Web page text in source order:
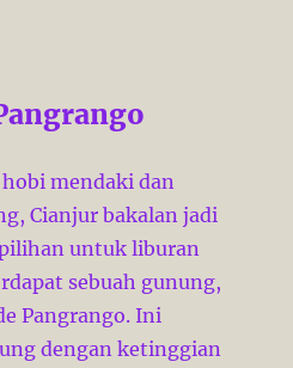
mendaki dan
Cianjur bakalan jadi
untuk liburan
sebuah gunung,
Pangrango. Ini
dengan ketinggian